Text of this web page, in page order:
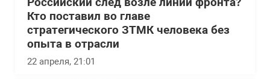
Кто поставил во главе
стратегического ЗТМК человека без
опыта в отрасли
22 апреля, 21:01